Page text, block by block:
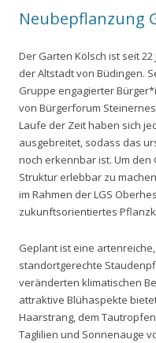
Neubepflanzung
Der Garten Kölsch ist seit
der Altstadt von Büdingen.
Gruppe engagierter
von Bürgerforum
Laufe der Zeit haben sich
ausgebreitet, sodass das
noch erkennbar ist. Um
Struktur erlebbar zu
im Rahmen der LGS
zukunftsorientiertes
Geplant ist eine
standortgerechte
veränderten klimatischen
attraktive Blühaspekte
Haarstrang, dem
Taglilien und Sonnenauge